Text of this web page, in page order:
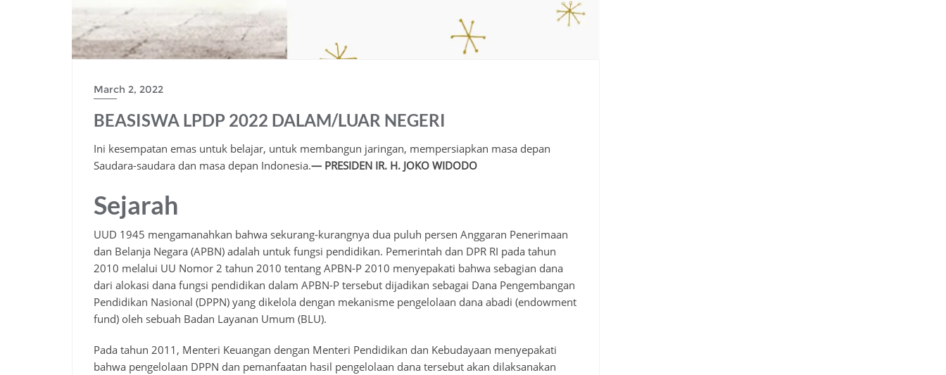
March 2, 2022
BEASISWA LPDP 2022 DALAM/LUAR NEGERI
Ini kesempatan emas untuk belajar, untuk membangun jaringan, mempersiapkan masa depan
Saudara-saudara dan masa depan Indonesia.— PRESIDEN IR. H. JOKO WIDODO
Sejarah
UUD 1945 mengamanahkan bahwa sekurang-kurangnya dua puluh persen Anggaran Penerimaan
dan Belanja Negara (APBN) adalah untuk fungsi pendidikan. Pemerintah dan DPR RI pada tahun
2010 melalui UU Nomor 2 tahun 2010 tentang APBN-P 2010 menyepakati bahwa sebagian dana
dari alokasi dana fungsi pendidikan dalam APBN-P tersebut dijadikan sebagai Dana Pengembangan
Pendidikan Nasional (DPPN) yang dikelola dengan mekanisme pengelolaan dana abadi (endowment
fund) oleh sebuah Badan Layanan Umum (BLU).
Pada tahun 2011, Menteri Keuangan dengan Menteri Pendidikan dan Kebudayaan menyepakati
bahwa pengelolaan DPPN dan pemanfaatan hasil pengelolaan dana tersebut akan dilaksanakan